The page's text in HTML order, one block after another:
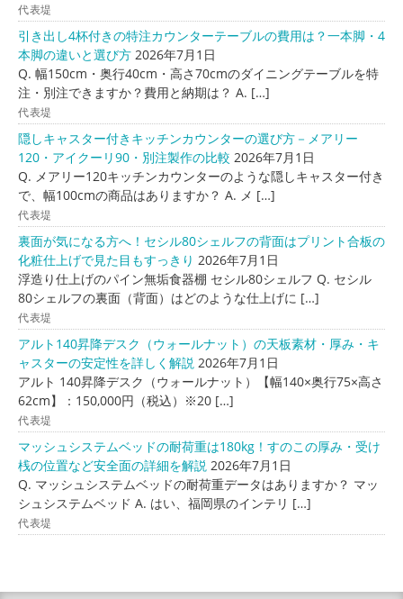
代表堤
引き出し4杯付きの特注カウンターテーブルの費用は？一本脚・4
本脚の違いと選び方 2026年7月1日
Q. 幅150cm・奥行40cm・高さ70cmのダイニングテーブルを特
注・別注できますか？費用と納期は？ A. […]
代表堤
隠しキャスター付きキッチンカウンターの選び方－メアリー
120・アイクーリ90・別注製作の比較 2026年7月1日
Q. メアリー120キッチンカウンターのような隠しキャスター付き
で、幅100cmの商品はありますか？ A. メ […]
代表堤
裏面が気になる方へ！セシル80シェルフの背面はプリント合板の
化粧仕上げで見た目もすっきり 2026年7月1日
浮造り仕上げのパイン無垢食器棚 セシル80シェルフ Q. セシル
80シェルフの裏面（背面）はどのような仕上げに […]
代表堤
アルト140昇降デスク（ウォールナット）の天板素材・厚み・キ
ャスターの安定性を詳しく解説 2026年7月1日
アルト 140昇降デスク（ウォールナット）【幅140×奥行75×高さ
62cm】：150,000円（税込）※20 […]
代表堤
マッシュシステムベッドの耐荷重は180kg！すのこの厚み・受け
桟の位置など安全面の詳細を解説 2026年7月1日
Q. マッシュシステムベッドの耐荷重データはありますか？ マッ
シュシステムベッド A. はい、福岡県のインテリ […]
代表堤